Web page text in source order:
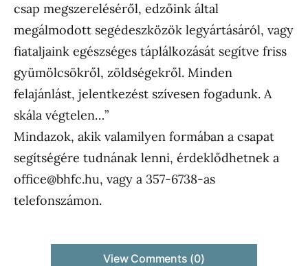
csap megszereléséről, edzőink által
megálmodott segédeszközök legyártásáról, vagy
fiataljaink egészséges táplálkozását segítve friss
gyümölcsökről, zöldségekről. Minden
felajánlást, jelentkezést szívesen fogadunk. A
skála végtelen…”
Mindazok, akik valamilyen formában a csapat
segítségére tudnának lenni, érdeklődhetnek a
office@bhfc.hu, vagy a 357-6738-as
telefonszámon.
View Comments (0)